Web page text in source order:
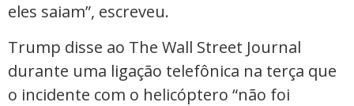
eles saiam”, escreveu.
Trump disse ao The Wall Street Journal
durante uma ligação telefônica na terça que
o incidente com o helicóptero “não foi